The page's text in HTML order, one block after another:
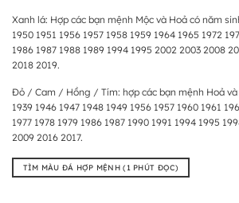
Xanh lá: Hợp các bạn mệnh Mộc và Hoả có năm
1950 1951 1956 1957 1958 1959 1964 1965 1972
1986 1987 1988 1989 1994 1995 2002 2003 2008
2018 2019.
Đỏ / Cam / Hồng / Tím: hợp các bạn mệnh Hoả và
1939 1946 1947 1948 1949 1956 1957 1960 1961
1977 1978 1979 1986 1987 1990 1991 1994 1995
2009 2016 2017.
TÌM MÀU ĐÁ HỢP MỆNH (1 PHÚT ĐỌC)